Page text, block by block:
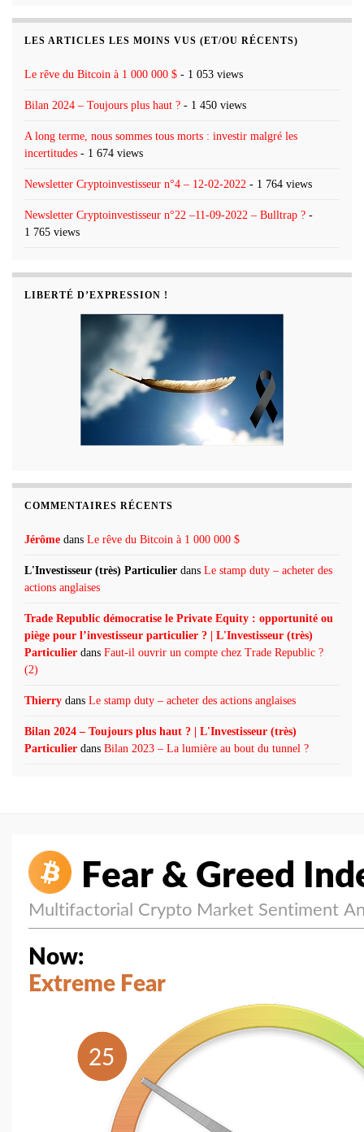
LES ARTICLES LES MOINS VUS (ET/OU RÉCENTS)
Le rêve du Bitcoin à 1 000 000 $ - 1 053 views
Bilan 2024 – Toujours plus haut ? - 1 450 views
A long terme, nous sommes tous morts : investir malgré les
incertitudes - 1 674 views
Newsletter Cryptoinvestisseur n°4 – 12-02-2022 - 1 764 views
Newsletter Cryptoinvestisseur n°22 –11-09-2022 – Bulltrap ? -
1 765 views
LIBERTÉ D’EXPRESSION !
COMMENTAIRES RÉCENTS
Jérôme dans Le rêve du Bitcoin à 1 000 000 $
L'Investisseur (très) Particulier dans Le stamp duty – acheter des
actions anglaises
Trade Republic démocratise le Private Equity : opportunité ou
piège pour l’investisseur particulier ? | L'Investisseur (très)
Particulier dans Faut-il ouvrir un compte chez Trade Republic ?
(2)
Thierry dans Le stamp duty – acheter des actions anglaises
Bilan 2024 – Toujours plus haut ? | L'Investisseur (très)
Particulier dans Bilan 2023 – La lumière au bout du tunnel ?